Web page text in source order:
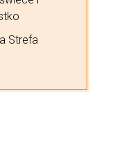
Strefa